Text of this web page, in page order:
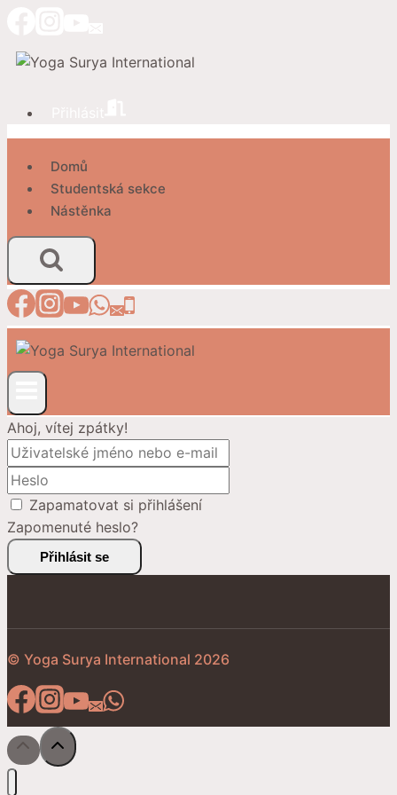
obsah
Domů
Studentská sekce
Nástěnka
Ahoj, vítej zpátky!
Zapamatovat si přihlášení
Zapomenuté heslo?
Přihlásit se
© Yoga Surya International 2026